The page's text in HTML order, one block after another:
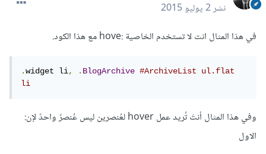
نشر2 يوليو 2015
في هذا المثال انت لا تستخدم الخاصية :hove مع هذا الكود.
.widget li, .BlogArchive
#ArchiveList ul.flat
li
وفي هذا المثال أنتَ تُريد عمل hover لعُنصرين ليس عُنصرً واحدً ﻹن:
الاول